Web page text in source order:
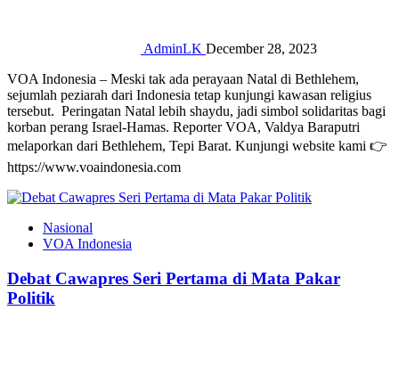
AdminLK December 28, 2023
VOA Indonesia – Meski tak ada perayaan Natal di Bethlehem,
sejumlah peziarah dari Indonesia tetap kunjungi kawasan religius
tersebut. Peringatan Natal lebih shaydu, jadi simbol solidaritas bagi
korban perang Israel-Hamas. Reporter VOA, Valdya Baraputri
melaporkan dari Bethlehem, Tepi Barat. Kunjungi website kami 👉
https://www.voaindonesia.com
Nasional
VOA Indonesia
Debat Cawapres Seri Pertama di Mata Pakar
Politik